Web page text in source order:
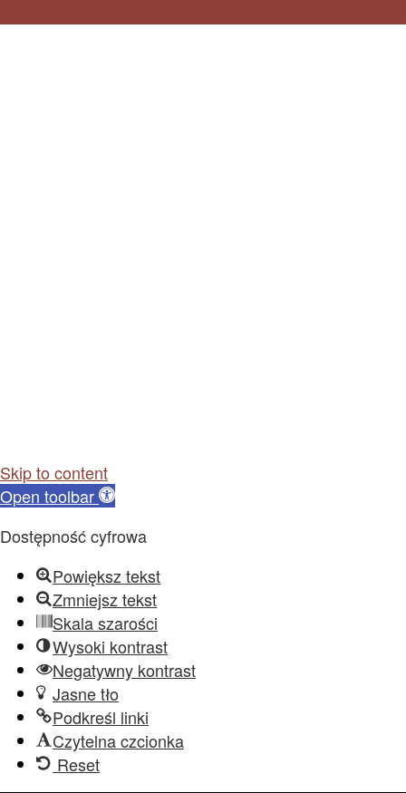
Skip to content
Open toolbar
Dostępność cyfrowa
Powiększ tekst
Zmniejsz tekst
Skala szarości
Wysoki kontrast
Negatywny kontrast
Jasne tło
Podkreśl linki
Czytelna czcionka
Reset